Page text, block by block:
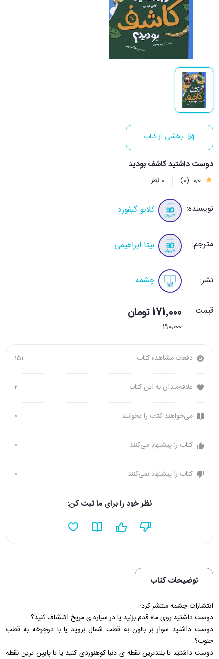
بخشی از کتاب
دوست داشتید کاشف بودید
0٫0 (0) 0 نظر
نویسنده: کلایو گیفورد
مترجم: بیتا ابراهیمی
نشر: چشمه
قیمت: 171٬000 تومان
190٬000
دفعات مشاهده کتاب 151
علاقه‌مندان به این کتاب 2
می‌خواهند کتاب را بخوانند. 0
کتاب را پیشنهاد می‌کنند 0
کتاب را پیشنهاد نمی‌کنند 0
نظر خود را برای ما ثبت کن:
توضیحات کتاب
انتشارات چشمه منتشر کرد:
دوست داشتید روی ماه قدم بزنید یا در سیاره ی مریخ اکتشاف کنید؟
دوست داشتید سوار بر بالون به قطب شمال بروید یا با دوچرخه به قطب
جنوب؟
دوست داشتید تا بلندترین نقطه ی دنیا کوهنوردی کنید یا تا پایین ترین نقطه